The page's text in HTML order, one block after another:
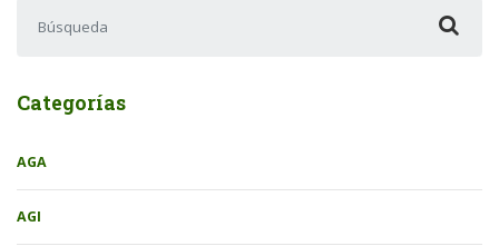
Categorías
AGA
AGI